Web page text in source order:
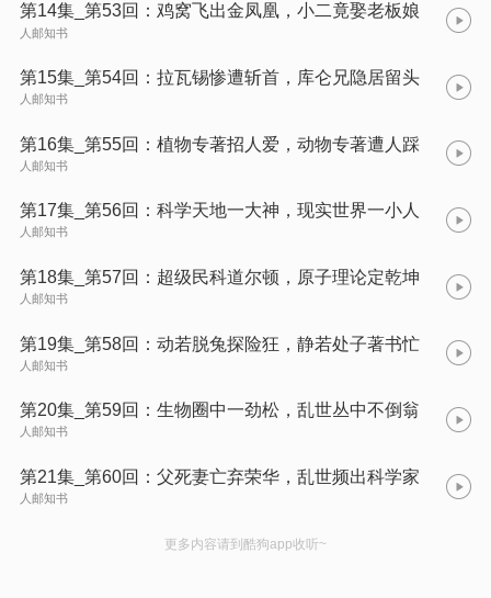
第14集_第53回：鸡窝飞出金凤凰，小二竟娶老板娘
人邮知书
第15集_第54回：拉瓦锡惨遭斩首，库仑兄隐居留头
人邮知书
第16集_第55回：植物专著招人爱，动物专著遭人踩
人邮知书
第17集_第56回：科学天地一大神，现实世界一小人
人邮知书
第18集_第57回：超级民科道尔顿，原子理论定乾坤
人邮知书
第19集_第58回：动若脱兔探险狂，静若处子著书忙
人邮知书
第20集_第59回：生物圈中一劲松，乱世丛中不倒翁
人邮知书
第21集_第60回：父死妻亡弃荣华，乱世频出科学家
人邮知书
更多内容请到酷狗app收听~